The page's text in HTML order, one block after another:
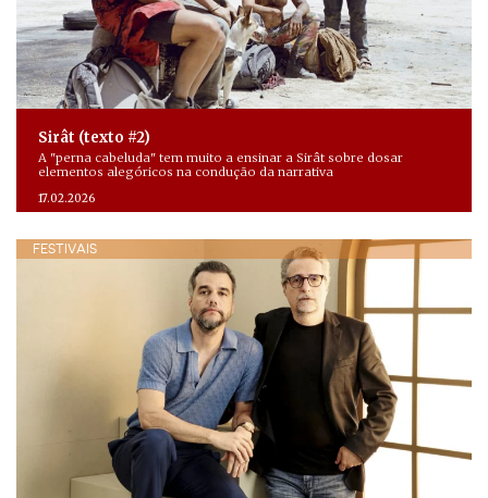
Sirât (texto #2)
A "perna cabeluda" tem muito a ensinar a Sirât sobre dosar
elementos alegóricos na condução da narrativa
17.02.2026
FESTIVAIS